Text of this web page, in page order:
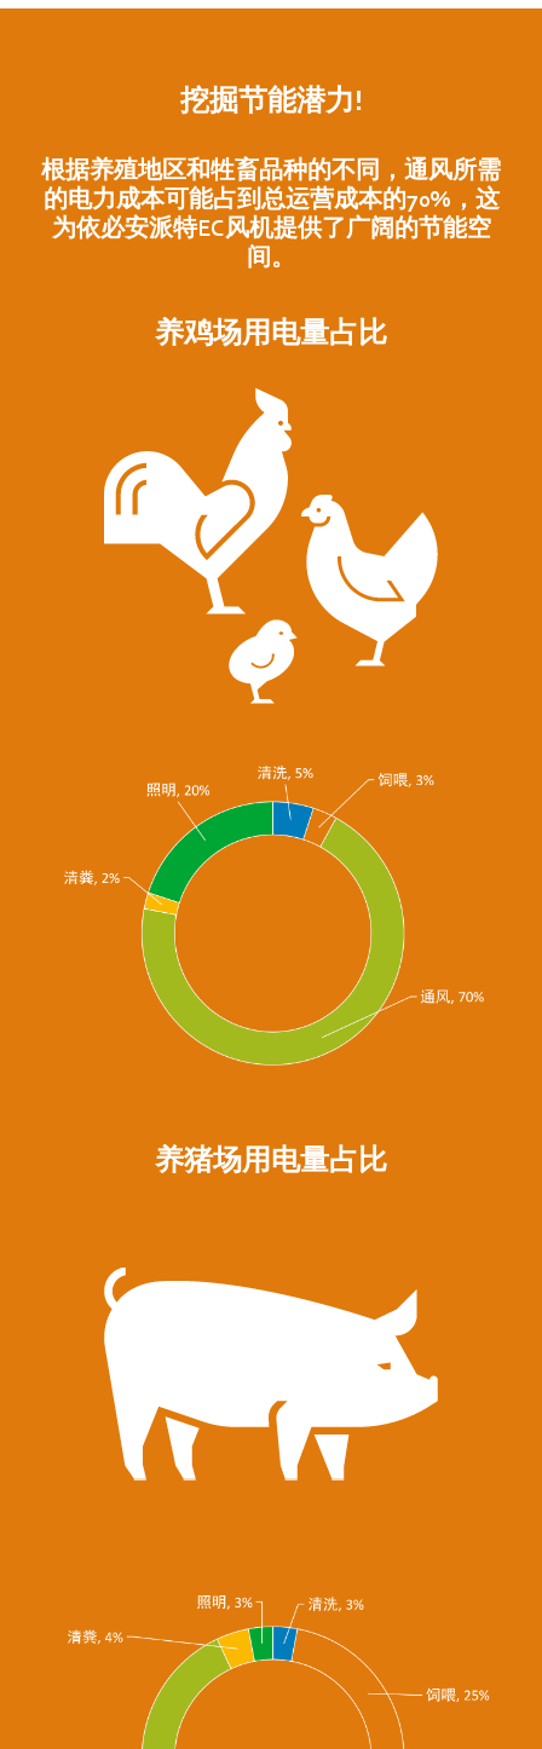
挖掘节能潜力!
根据养殖地区和牲畜品种的不同，通风所需
的电力成本可能占到总运营成本的70%，这
为依必安派特EC风机提供了广阔的节能空
间。
养猪场用电量占比
养鸡场用电量占比